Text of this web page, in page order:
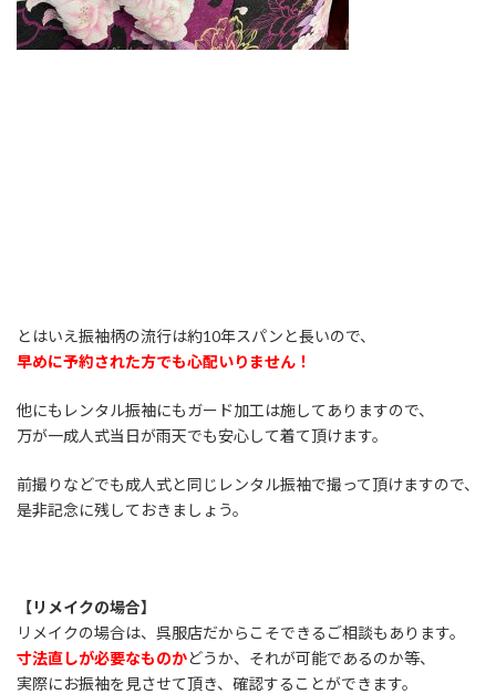
とはいえ振袖柄の流行は約10年スパンと長いので、
早めに予約された方でも心配いりません！
他にもレンタル振袖にもガード加工は施してありますので、
万が一成人式当日が雨天でも安心して着て頂けます。
前撮りなどでも成人式と同じレンタル振袖で撮って頂けますので、
是非記念に残しておきましょう。
【リメイクの場合】
リメイクの場合は、呉服店だからこそできるご相談もあります。
寸法直しが必要なものかどうか、それが可能であるのか等、
実際にお振袖を見させて頂き、確認することができます。